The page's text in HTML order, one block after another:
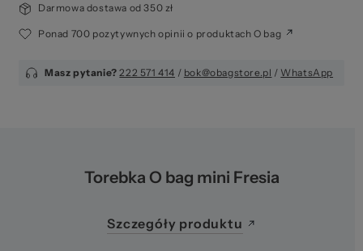
Darmowa dostawa od 350 zł
Ponad 700 pozytywnych opinii o produktach O bag
Masz pytanie? 222 571 414 / bok@obagstore.pl / WhatsApp
Torebka O bag mini Fresia
Szczegóły produktu